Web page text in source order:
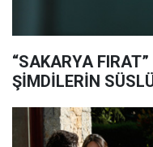
“SAKARYA
ŞİMDİLERİN